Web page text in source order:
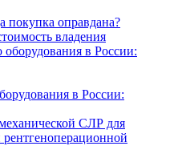
покупка оправдана?
владения
в России: